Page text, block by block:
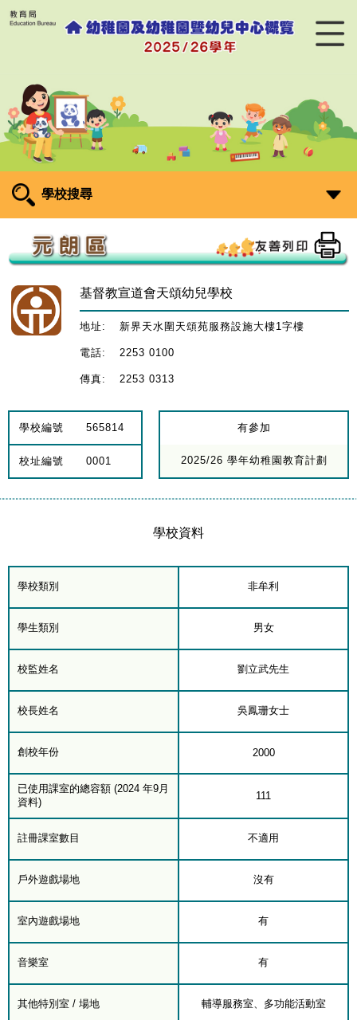
學校搜尋
基督教宣道會天頌幼兒學校
地址: 新界天水圍天頌苑服務設施大樓1字樓
電話: 2253 0100
傳真: 2253 0313
學校編號 565814
校址編號 0001
有參加
2025/26 學年幼稚園教育計劃
學校資料
學校類別 非牟利
學生類別 男女
校監姓名 劉立武先生
校長姓名 吳鳳珊女士
創校年份 2000
已使用課室的總容額 (2024 年9月
資料)
111
註冊課室數目 不適用
戶外遊戲場地 沒有
室內遊戲場地 有
音樂室 有
其他特別室 / 場地 輔導服務室、多功能活動室